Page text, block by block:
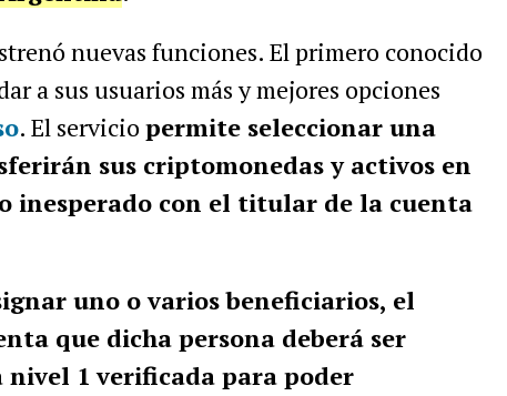
nuevas funciones. El primero conocido
a sus usuarios más y mejores opciones
. El servicio permite seleccionar una
sus criptomonedas y activos en
inesperado con el titular de la cuenta
uno o varios beneficiarios, el
que dicha persona deberá ser
1 verificada para poder